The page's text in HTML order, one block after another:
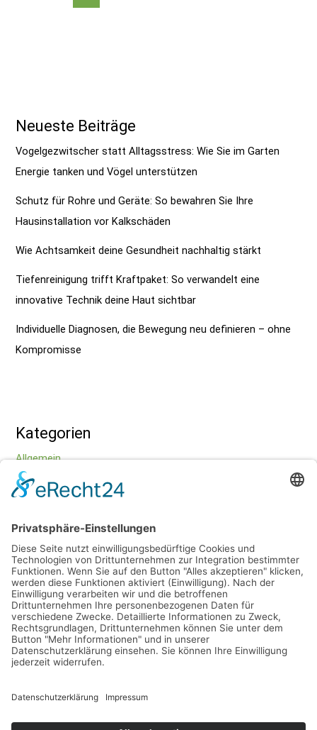
Neueste Beiträge
Vogelgezwitscher statt Alltagsstress: Wie Sie im Garten
Energie tanken und Vögel unterstützen
Schutz für Rohre und Geräte: So bewahren Sie Ihre
Hausinstallation vor Kalkschäden
Wie Achtsamkeit deine Gesundheit nachhaltig stärkt
Tiefenreinigung trifft Kraftpaket: So verwandelt eine
innovative Technik deine Haut sichtbar
Individuelle Diagnosen, die Bewegung neu definieren – ohne
Kompromisse
Kategorien
Allgemein
Bewegung
Ernährung
Datenschutz
Impressum